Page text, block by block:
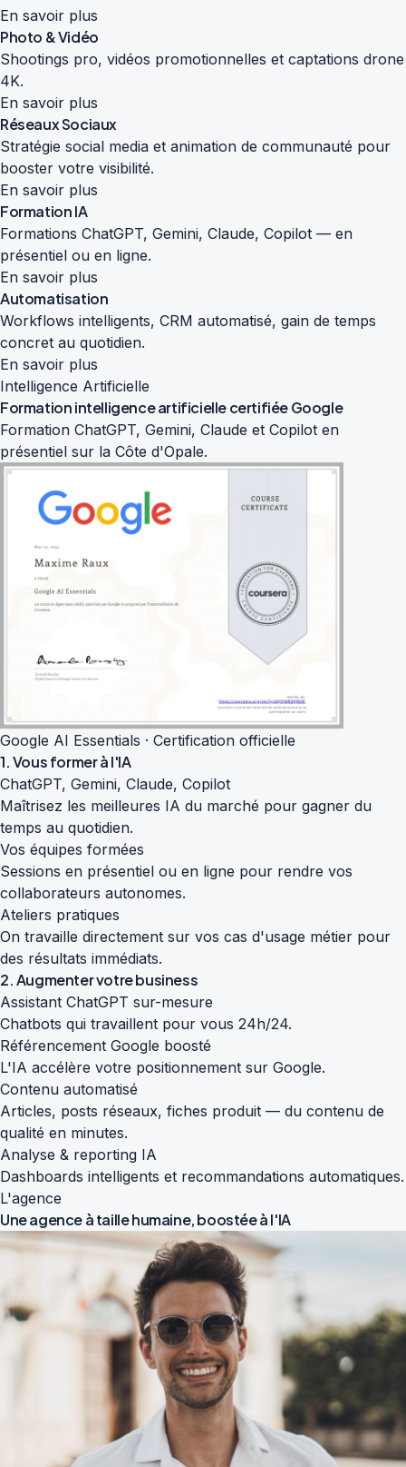
En savoir plus
Photo & Vidéo
Shootings pro, vidéos promotionnelles et captations drone
4K.
En savoir plus
Réseaux Sociaux
Stratégie social media et animation de communauté pour
booster votre visibilité.
En savoir plus
Formation IA
Formations ChatGPT, Gemini, Claude, Copilot — en
présentiel ou en ligne.
En savoir plus
Automatisation
Workflows intelligents, CRM automatisé, gain de temps
concret au quotidien.
En savoir plus
Intelligence Artificielle
Formation intelligence artificiellecertifiée Google
Formation ChatGPT, Gemini, Claude et Copilot en
présentiel sur la Côte d'Opale.
Google AI Essentials · Certification officielle
1. Vous former à l'IA
ChatGPT, Gemini, Claude, Copilot
Maîtrisez les meilleures IA du marché pour gagner du
temps au quotidien.
Vos équipes formées
Sessions en présentiel ou en ligne pour rendre vos
collaborateurs autonomes.
Ateliers pratiques
On travaille directement sur vos cas d'usage métier pour
des résultats immédiats.
2. Augmenter votre business
Assistant ChatGPT sur-mesure
Chatbots qui travaillent pour vous 24h/24.
Référencement Google boosté
L'IA accélère votre positionnement sur Google.
Contenu automatisé
Articles, posts réseaux, fiches produit — du contenu de
qualité en minutes.
Analyse & reporting IA
Dashboards intelligents et recommandations automatiques.
L'agence
Une agence à taille humaine,boostée à l'IA